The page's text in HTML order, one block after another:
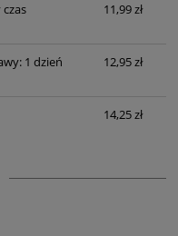
11,99 zł
1 dzień
12,95 zł
14,25 zł